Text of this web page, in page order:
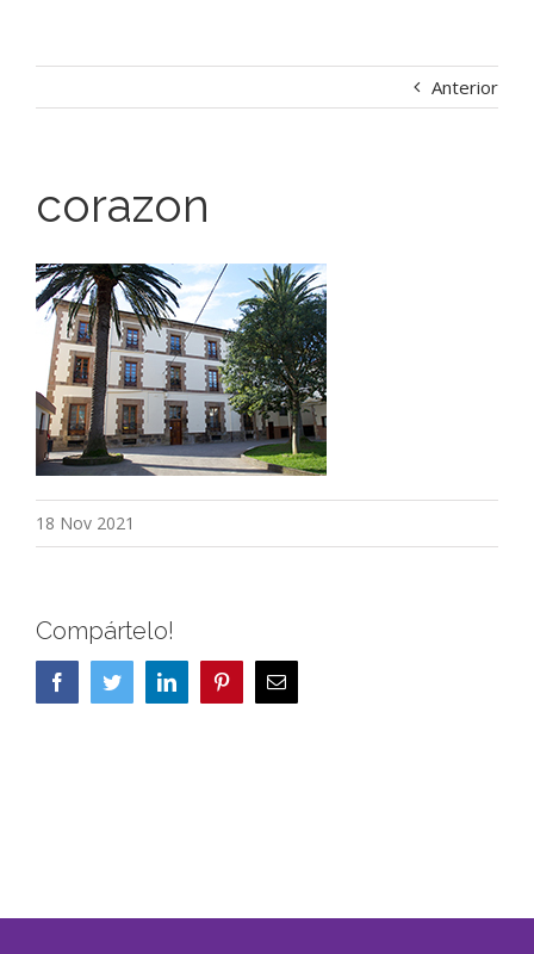
Anterior
corazon
18 Nov 2021
Compártelo!
FacebookTwitterLinkedIn PinterestCorreo
electrónico